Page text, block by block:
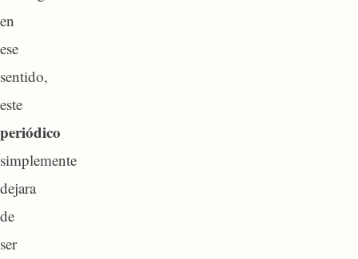
en
ese
sentido,
este
periódico
simplemente
dejara
de
ser